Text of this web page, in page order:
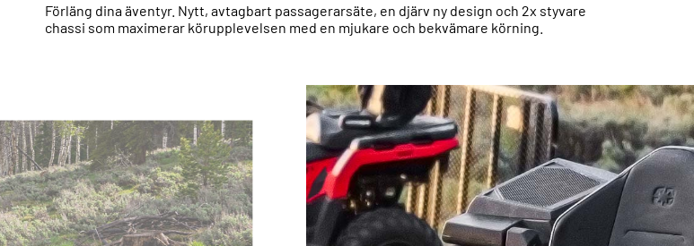
Förläng dina äventyr. Nytt, avtagbart passagerarsäte, en djärv ny design och 2x styvare
chassi som maximerar körupplevelsen med en mjukare och bekvämare körning.